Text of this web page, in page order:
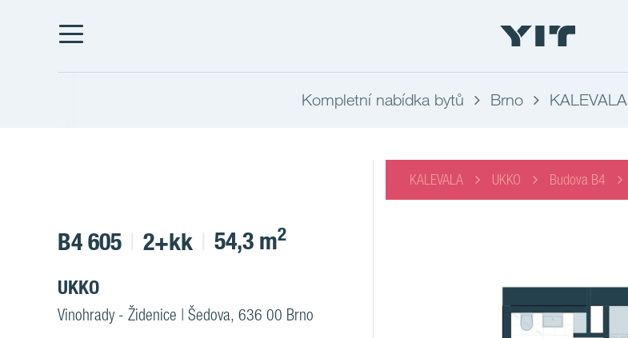
Kompletní nabídka bytů Brno KALEVALA
KALEVALA UKKO Budova B4
B4 605 2+kk 54,3 m2
UKKO
Vinohrady - Židenice | Šedova, 636 00 Brno